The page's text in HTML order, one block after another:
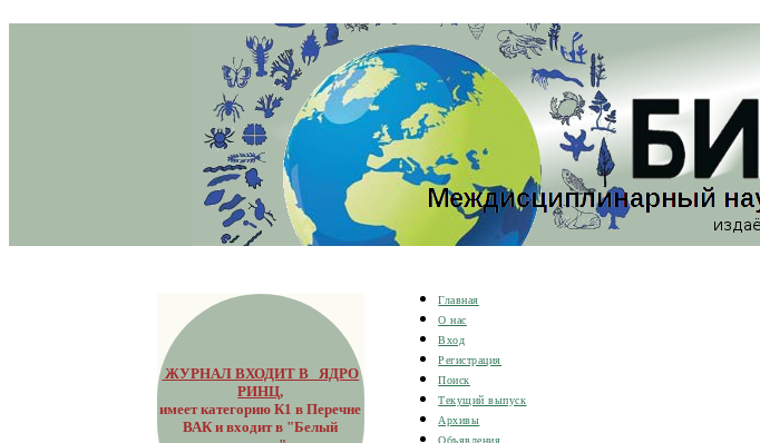
ЖУРНАЛ ВХОДИТ В ЯДРО
РИНЦ,
имеет категорию К1 в Перечне
ВАК и входит в "Белый
Главная
О нас
Вход
Регистрация
Поиск
Текущий выпуск
Архивы
Объявления